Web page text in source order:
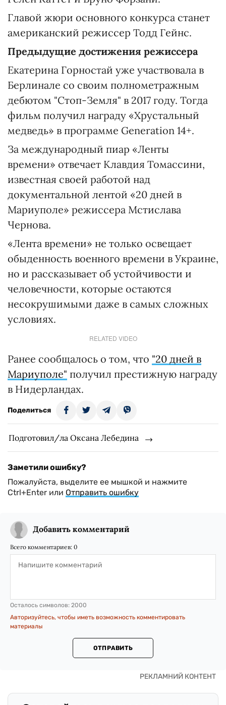
Главой жюри основного конкурса станет
американский режиссер Тодд Гейнс.
Предыдущие достижения режиссера
Екатерина Горностай уже участвовала в
Берлинале со своим полнометражным
дебютом "Стоп-Земля" в 2017 году. Тогда
фильм получил награду «Хрустальный
медведь» в программе Generation 14+.
За международный пиар «Ленты
времени» отвечает Клавдия Томассини,
известная своей работой над
документальной лентой «20 дней в
Мариуполе» режиссера Мстислава
Чернова.
«Лента времени» не только освещает
обыденность военного времени в Украине,
но и рассказывает об устойчивости и
человечности, которые остаются
несокрушимыми даже в самых сложных
условиях.
RELATED VIDEO
Ранее сообщалось о том, что "20 дней в
Мариуполе" получил престижную награду
в Нидерландах.
Поделиться
Подготовил/ла Оксана Лебедина
Заметили ошибку?
Пожалуйста, выделите ее мышкой и нажмите
Ctrl+Enter или Отправить ошибку
Добавить комментарий
Всего комментариев: 0
Осталось символов: 2000
Авторизуйтесь, чтобы иметь возможность комментировать
материалы
ОТПРАВИТЬ